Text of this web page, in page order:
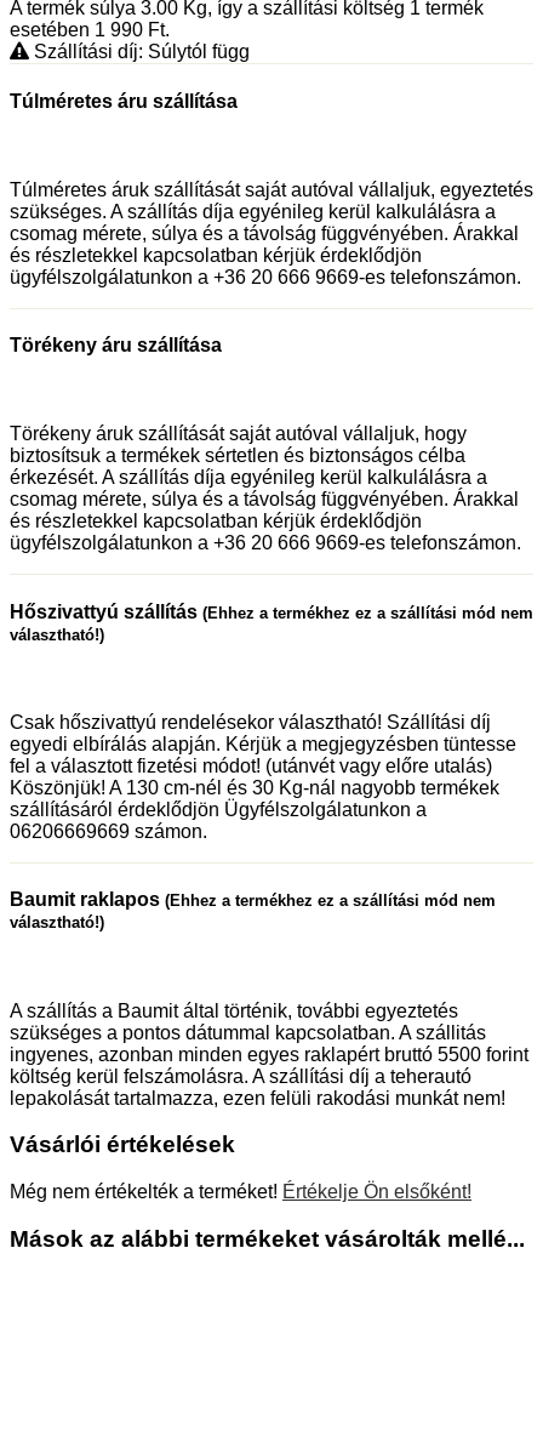
A termék súlya 3.00 Kg, így a szállítási költség 1 termék
esetében 1 990 Ft.
Szállítási díj: Súlytól függ
Túlméretes áru szállítása
Túlméretes áruk szállítását saját autóval vállaljuk, egyeztetés
szükséges. A szállítás díja egyénileg kerül kalkulálásra a
csomag mérete, súlya és a távolság függvényében. Árakkal
és részletekkel kapcsolatban kérjük érdeklődjön
ügyfélszolgálatunkon a +36 20 666 9669-es telefonszámon.
Törékeny áru szállítása
Törékeny áruk szállítását saját autóval vállaljuk, hogy
biztosítsuk a termékek sértetlen és biztonságos célba
érkezését. A szállítás díja egyénileg kerül kalkulálásra a
csomag mérete, súlya és a távolság függvényében. Árakkal
és részletekkel kapcsolatban kérjük érdeklődjön
ügyfélszolgálatunkon a +36 20 666 9669-es telefonszámon.
Hőszivattyú szállítás (Ehhez a termékhez ez a szállítási mód nem
választható!)
Csak hőszivattyú rendelésekor választható! Szállítási díj
egyedi elbírálás alapján. Kérjük a megjegyzésben tüntesse
fel a választott fizetési módot! (utánvét vagy előre utalás)
Köszönjük! A 130 cm-nél és 30 Kg-nál nagyobb termékek
szállításáról érdeklődjön Ügyfélszolgálatunkon a
06206669669 számon.
Baumit raklapos (Ehhez a termékhez ez a szállítási mód nem
választható!)
A szállítás a Baumit által történik, további egyeztetés
szükséges a pontos dátummal kapcsolatban. A szállitás
ingyenes, azonban minden egyes raklapért bruttó 5500 forint
költség kerül felszámolásra. A szállítási díj a teherautó
lepakolását tartalmazza, ezen felüli rakodási munkát nem!
Vásárlói értékelések
Még nem értékelték a terméket! Értékelje Ön elsőként!
Mások az alábbi termékeket vásárolták mellé...